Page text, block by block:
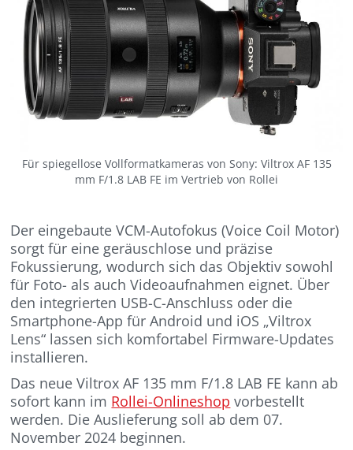
Für spiegellose Vollformatkameras von Sony: Viltrox AF 135
mm F/1.8 LAB FE im Vertrieb von Rollei
Der eingebaute VCM-Autofokus (Voice Coil Motor)
sorgt für eine geräuschlose und präzise
Fokussierung, wodurch sich das Objektiv sowohl
für Foto- als auch Videoaufnahmen eignet. Über
den integrierten USB-C-Anschluss oder die
Smartphone-App für Android und iOS „Viltrox
Lens“ lassen sich komfortabel Firmware-Updates
installieren.
Das neue Viltrox AF 135 mm F/1.8 LAB FE kann ab
sofort kann im Rollei-Onlineshop vorbestellt
werden. Die Auslieferung soll ab dem 07.
November 2024 beginnen.